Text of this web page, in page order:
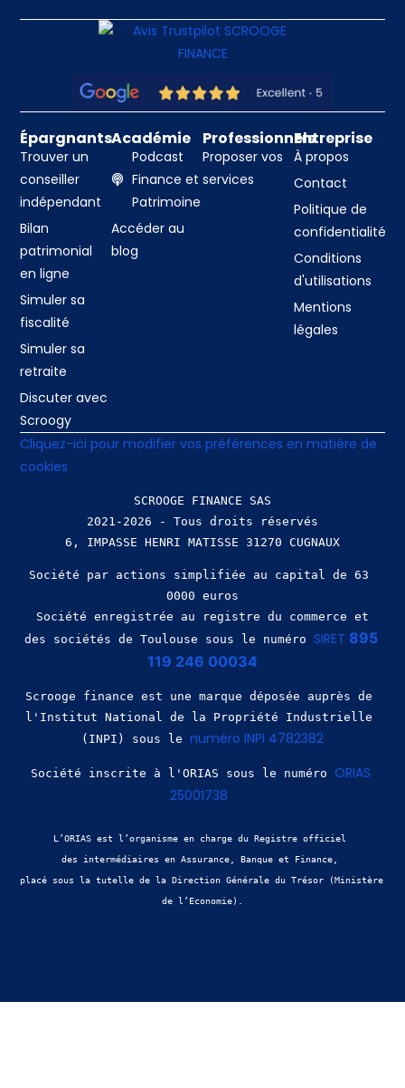
Épargnants
Trouver un
conseiller
indépendant
Bilan
patrimonial
en ligne
Simuler sa
fiscalité
Simuler sa
retraite
Discuter avec
Scroogy
Académie
Podcast
Finance et
Patrimoine
Accéder au
blog
Professionnels
Proposer vos
services
Entreprise
À propos
Contact
Politique de
confidentialité
Conditions
d'utilisations
Mentions
légales
Cliquez-ici pour modifier vos préférences en matière de
cookies
SCROOGE FINANCE SAS
2021-2026 - Tous droits réservés
Société par actions simplifiée au capital de 63
0000 euros
des sociétés de Toulouse sous le numéro SIRET 895
119 246 00034
Scrooge finance est une marque déposée auprès de
l'Institut National de la Propriété Industrielle
(INPI) sous le numéro INPI 4782382
Société inscrite à l'ORIAS sous le numéro ORIAS
25001738
L’ORIAS est l’organisme en charge du Registre officiel
des intermédiaires en Assurance, Banque et Finance,
placé sous la tutelle de la Direction Générale du Trésor (Ministère
de l’Economie).